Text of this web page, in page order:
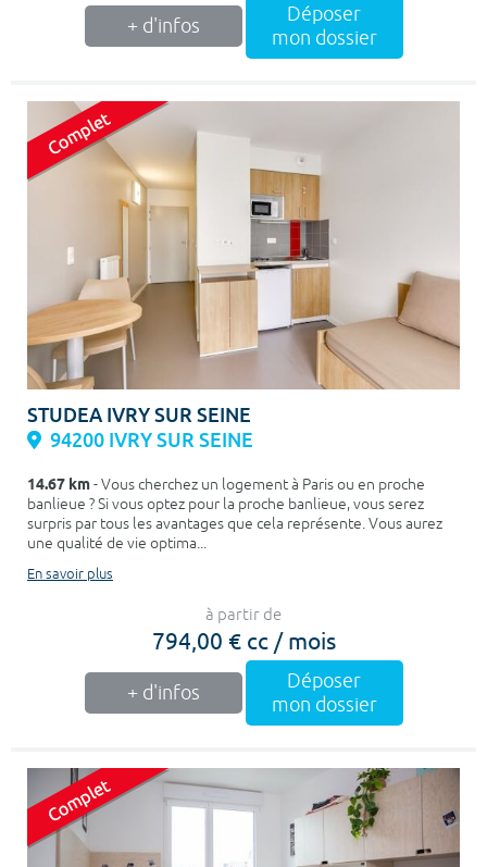
+ d'infos
Déposer
mon dossier
STUDEA IVRY SUR SEINE
94200 IVRY SUR SEINE
14.67 km- Vous cherchez un logement à Paris ou en proche
banlieue ? Si vous optez pour la proche banlieue, vous serez
surpris par tous les avantages que cela représente. Vous aurez
une qualité de vie optima...
En savoir plus
à partir de
794,00 € cc / mois
+ d'infos
Déposer
mon dossier